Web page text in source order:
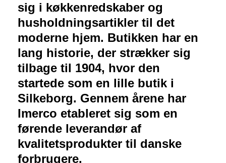
sig i køkkenredskaber og
husholdningsartikler til det
moderne hjem. Butikken har en
lang historie, der strækker sig
tilbage til 1904, hvor den
startede som en lille butik i
Silkeborg. Gennem årene har
Imerco etableret sig som en
førende leverandør af
kvalitetsprodukter til danske
forbrugere.